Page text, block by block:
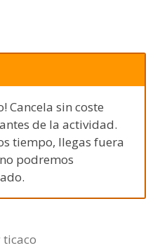
Cancela sin coste
de la actividad.
tiempo, llegas fuera
podremos
ticaco